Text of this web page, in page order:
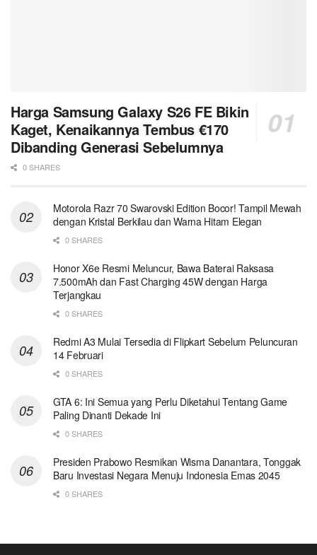
Harga Samsung Galaxy S26 FE Bikin
Kaget, Kenaikannya Tembus €170
Dibanding Generasi Sebelumnya
0 SHARES
Motorola Razr 70 Swarovski Edition Bocor! Tampil Mewah
dengan Kristal Berkilau dan Warna Hitam Elegan
0 SHARES
Honor X6e Resmi Meluncur, Bawa Baterai Raksasa
7.500mAh dan Fast Charging 45W dengan Harga
Terjangkau
0 SHARES
Redmi A3 Mulai Tersedia di Flipkart Sebelum Peluncuran
14 Februari
0 SHARES
GTA 6: Ini Semua yang Perlu Diketahui Tentang Game
Paling Dinanti Dekade Ini
0 SHARES
Presiden Prabowo Resmikan Wisma Danantara, Tonggak
Baru Investasi Negara Menuju Indonesia Emas 2045
0 SHARES